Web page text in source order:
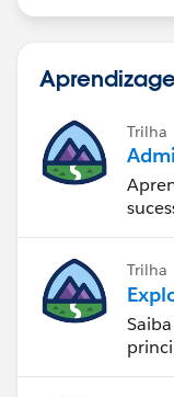
Trilha
Trilha